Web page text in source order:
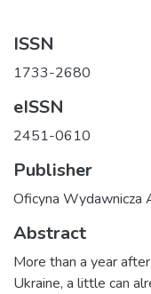
ISSN
1733-2680
eISSN
2451-0610
Publisher
Oficyna Wydawnicza
Abstract
More than a year
Ukraine, a little can